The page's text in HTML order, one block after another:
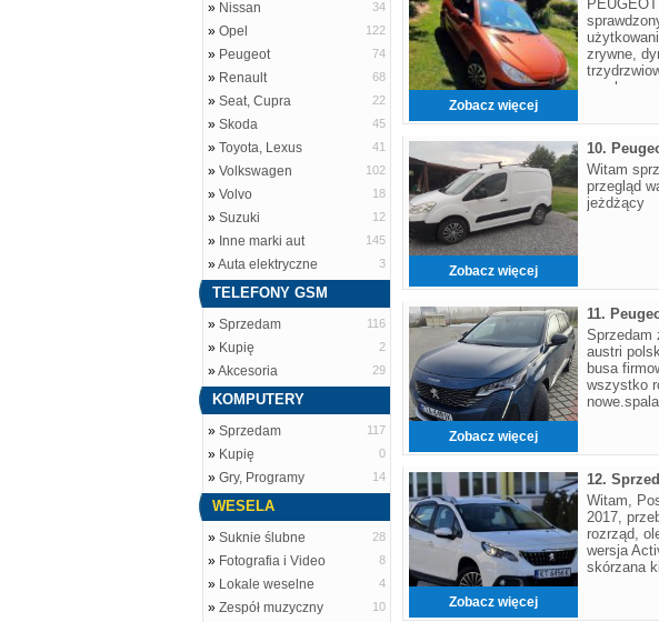
» Nissan 34
» Opel 122
» Peugeot 74
» Renault 68
» Seat, Cupra 22
» Skoda 45
» Toyota, Lexus 41
» Volkswagen 102
» Volvo 18
» Suzuki 12
» Inne marki aut 145
»Auta elektryczne 3
TELEFONY GSM
» Sprzedam 116
» Kupię 2
»Akcesoria 29
KOMPUTERY
» Sprzedam 117
» Kupię 0
» Gry, Programy 14
WESELA
» Suknie ślubne 28
» Fotografia i Video 8
» Lokale weselne 4
» Zespół muzyczny 10
Zobacz więcej
zrywne,
Zobacz więcej
10.
Witam
przegląd
jeżdżący
Zobacz więcej
11.
Sprzedam
austri
busa
wszystko
Zobacz więcej
Witam,
2017,
rozrząd,
wersja
skórzana